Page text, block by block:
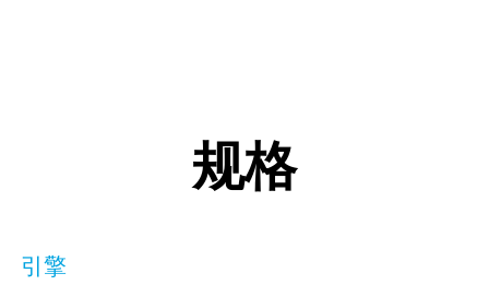
规格
引擎